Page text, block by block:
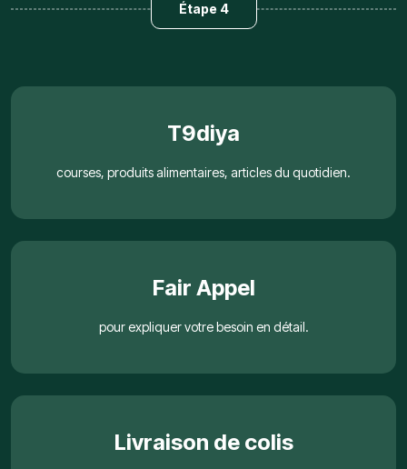
Étape 4
T9diya
courses, produits alimentaires, articles du quotidien.
Fair Appel
pour expliquer votre besoin en détail.
Livraison de colis